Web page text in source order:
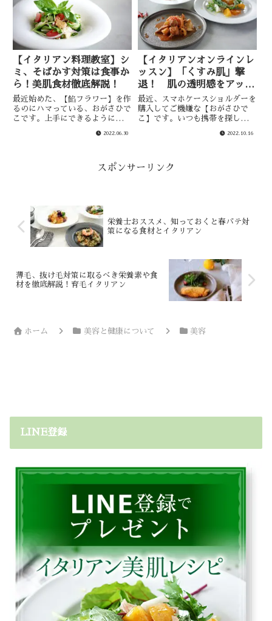
番小顔に見えるデザインらしい
よ」...
【イタリアン料理教室】シ
ミ、そばかす対策は食事か
ら！美肌食材徹底解説！
最近始めた、【餡フラワー】を作
るのにハマっている、おがさひで
こです。上手にできるようになっ
と思ってます。急に夏日が続き、
の時期にはイタリア料理で美味
2022.06.30
【イタリアンオンラインレ
ッスン】「くすみ肌」撃
退！ 肌の透明感をアップ
する食べ物を徹底解説
最近、スマホケースショルダーを
購入してご機嫌な【おがさひで
こ】です。いつも携帯を探してい
すみ肌撃退！ 肌の透明感をアッ
えしたいと思います。今年は夏が
2022.10.16
スポンサーリンク
栄養士おススメ、知っておくと春バテ対
策になる食材とイタリアン
薄毛、抜け毛対策に取るべき栄養素や食
材を徹底解説！育毛イタリアン
ホーム 美容と健康について 美容
LINE登録